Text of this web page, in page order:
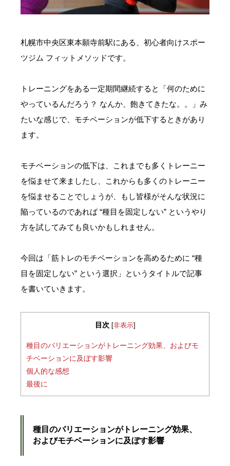
札幌市中央区東本願寺前駅にある、初心者向けスポー
ツジム フィットメソッドです。
トレーニングをある一定期間継続すると「何のために
やっているんだろう？ なんか、飽きてきたな。。」み
たいな感じで、モチベーションが低下するときがあり
ます。
モチベーションの低下は、これまでも多くトレーニー
を悩ませて来ましたし、これからも多くのトレーニー
を悩ませることでしょうが、もし皆様がそんな状況に
陥っているのであれば “種目を固定しない” というやり
方を試してみても良いかもしれません。
今回は「筋トレのモチベーションを高めるために “種
目を固定しない” という選択」というタイトルで記事
を書いていきます。
目次 [非表示]
種目のバリエーションがトレーニング効果、およびモ
チベーションに及ぼす影響
個人的な感想
最後に
種目のバリエーションがトレーニング効果、
およびモチベーションに及ぼす影響
お知らせ